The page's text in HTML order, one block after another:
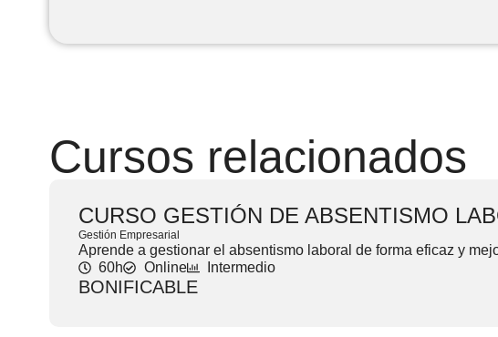
Cursos relacionados
CURSO GESTIÓN DE ABSENTISMO
Gestión Empresarial
Aprende a gestionar el absentismo laboral de forma eficaz y
60h
Online Intermedio
BONIFICABLE